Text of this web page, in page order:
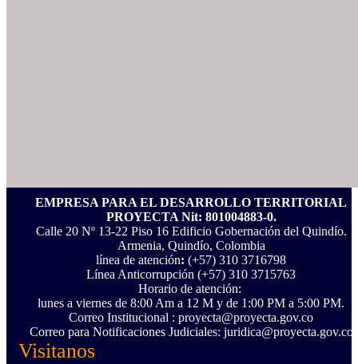
EMPRESA PARA EL DESARROLLO TERRITORIAL
PROYECTA Nit: 801004883-0.
Calle 20 Nº 13-22 Piso 16 Edificio Gobernación del Quindío.
Armenia, Quindío, Colombia
línea de atención: (+57) 310 3716798
Línea Anticorrupción ‪(+57) 310 3715763‬
Horario de atención:
lunes a viernes de 8:00 Am a 12 M y de 1:00 PM a 5:00 PM.
Correo Institucional : proyecta@proyecta.gov.co
Correo para Notificaciones Judiciales: juridica@proyecta.gov.co
Visitanos